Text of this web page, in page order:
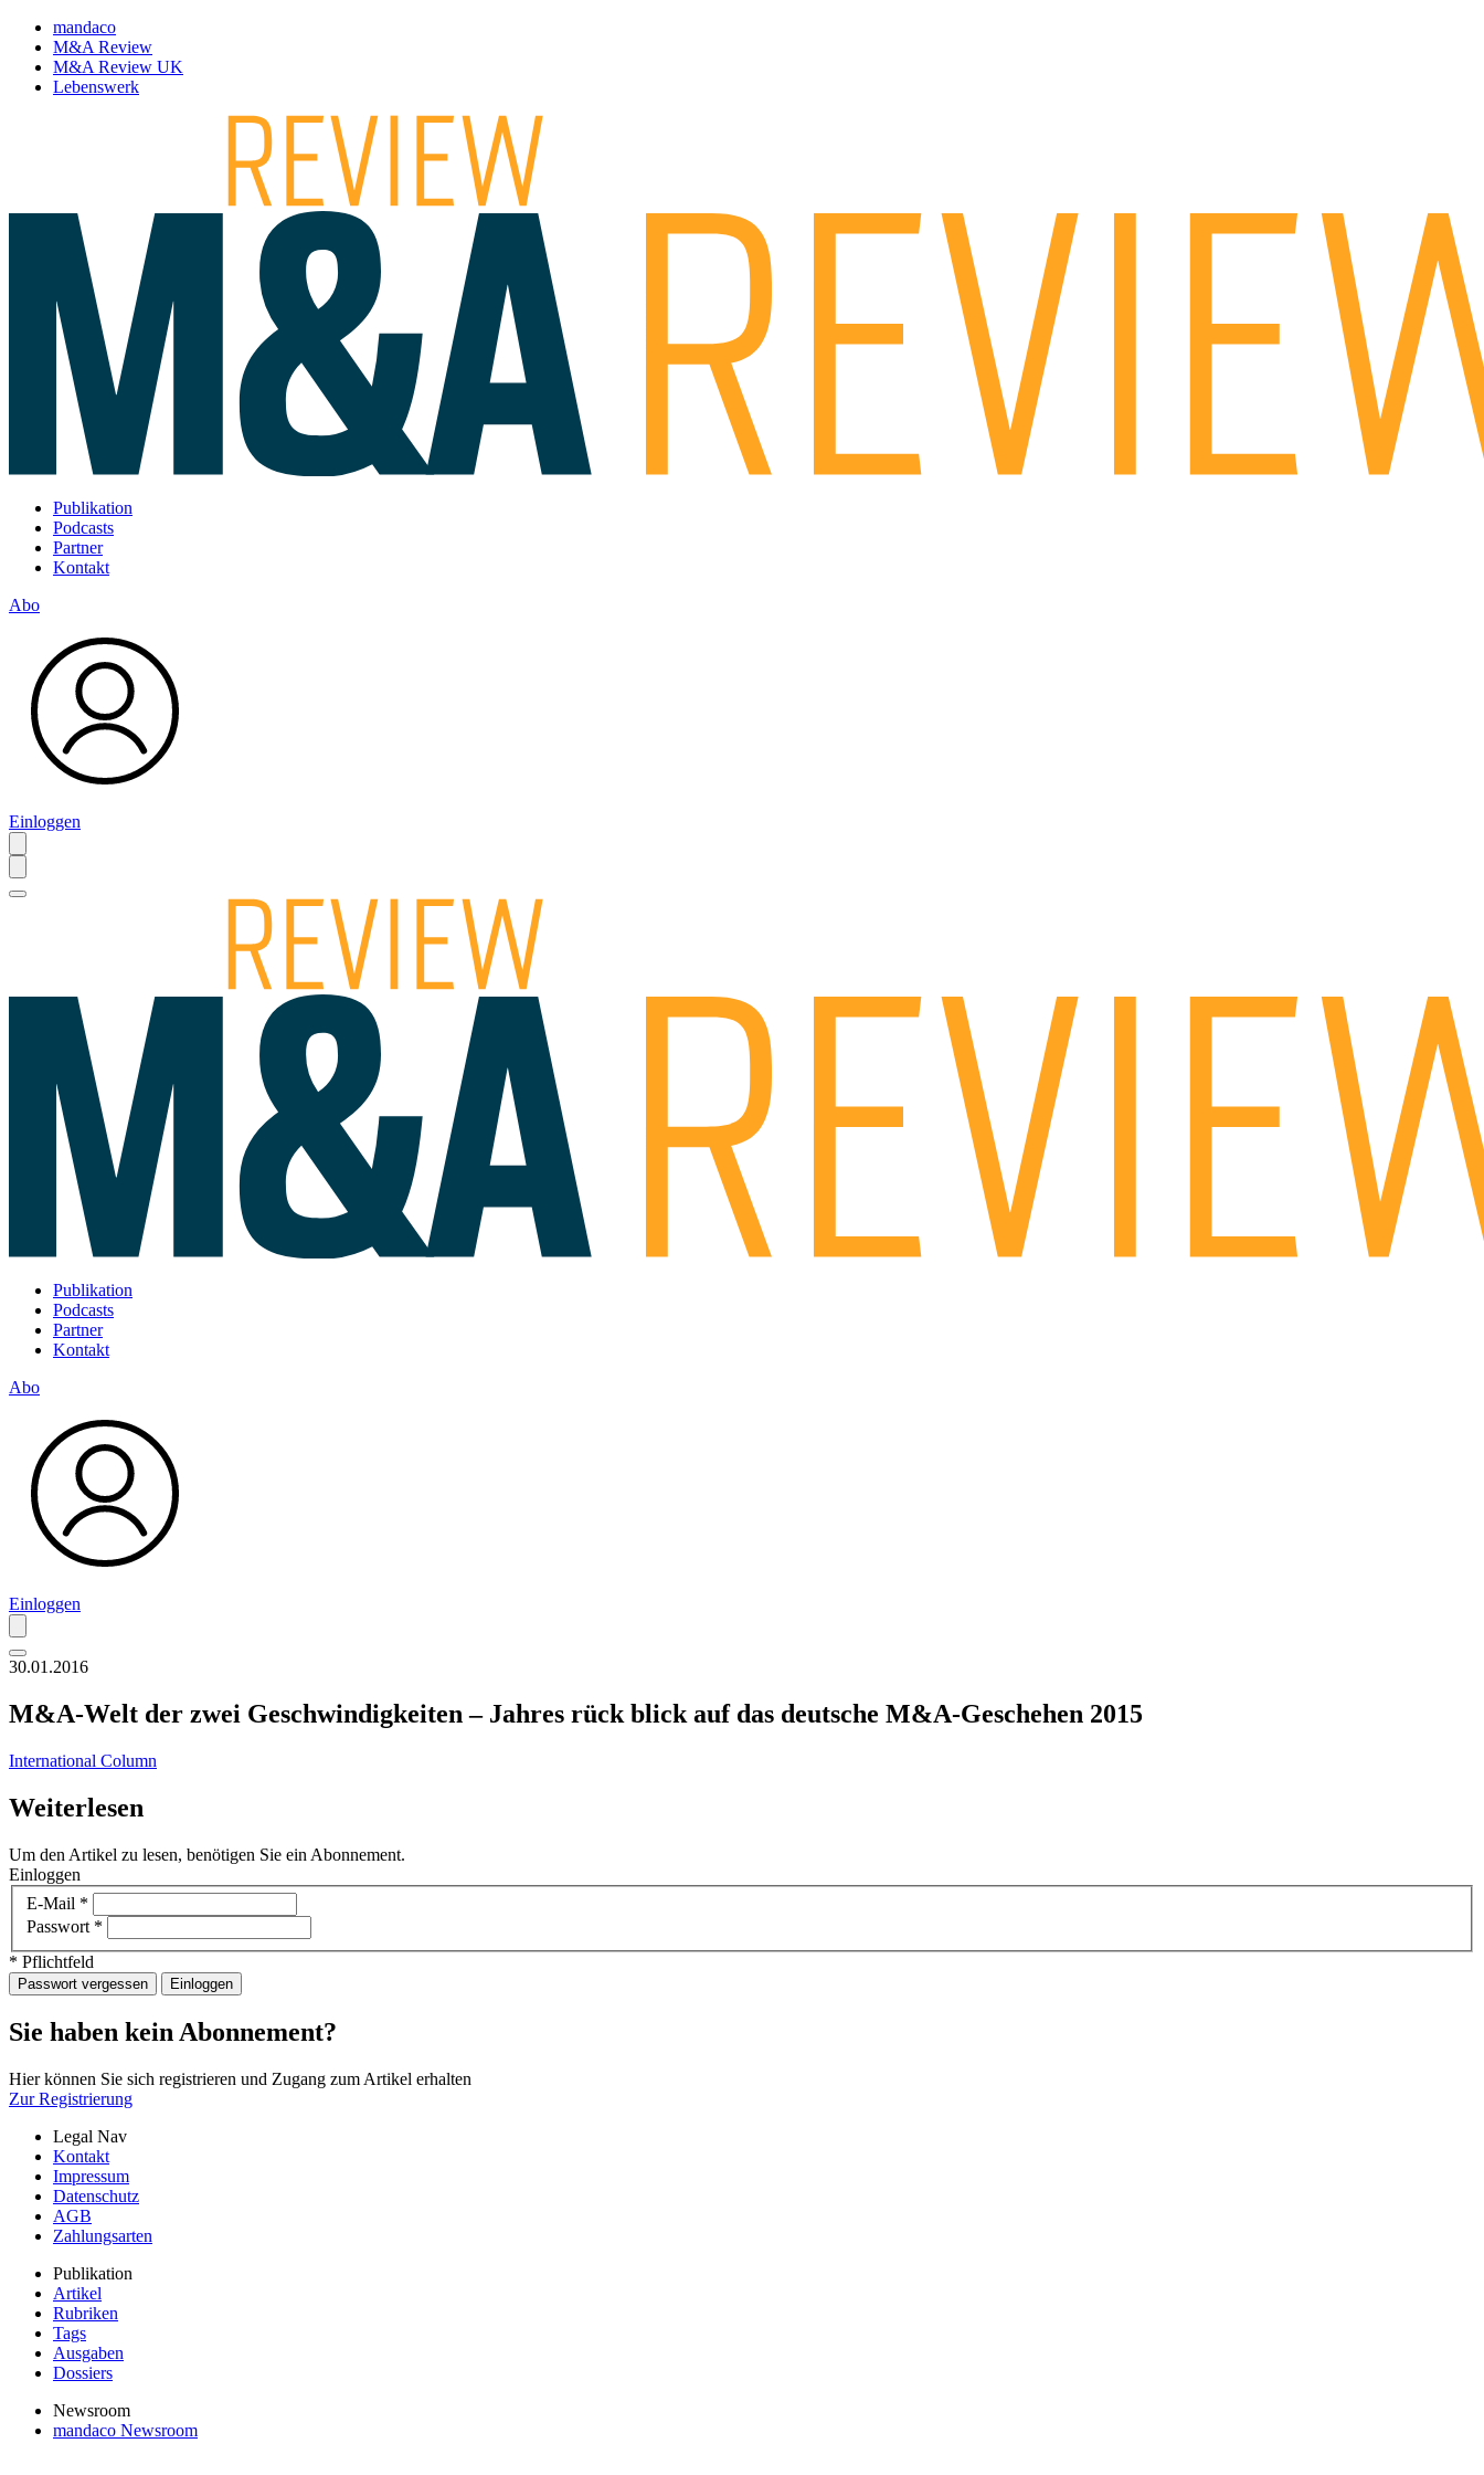
mandaco
M&A Review
M&A Review UK
Lebenswerk
Publikation
Podcasts
Partner
Kontakt
Abo
Einloggen
Publikation
Podcasts
Partner
Kontakt
Abo
Einloggen
30.01.2016
M&A-Welt der zwei Geschwindigkeiten – Jahres rück blick auf das deutsche M&A-Geschehen 2015
International Column
Weiterlesen
Um den Artikel zu lesen, benötigen Sie ein Abonnement.
Einloggen
E-Mail *
Passwort *
* Pflichtfeld
Passwort vergessen Einloggen
Sie haben kein Abonnement?
Hier können Sie sich registrieren und Zugang zum Artikel erhalten
Zur Registrierung
Legal Nav
Kontakt
Impressum
Datenschutz
AGB
Zahlungsarten
Publikation
Artikel
Rubriken
Tags
Ausgaben
Dossiers
Newsroom
mandaco Newsroom